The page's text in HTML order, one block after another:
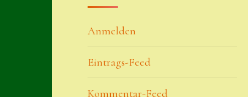
Anmelden
Eintrags-Feed
Kommentar-Feed